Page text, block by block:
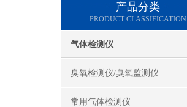
产品分类
PRODUCT CLASSIFICATION
气体检测仪
臭氧检测仪/臭氧监测仪
常用气体检测仪